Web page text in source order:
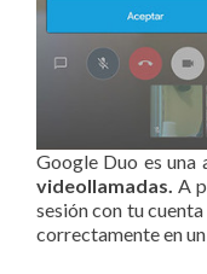
Google Duo es una
videollamadas. A
sesión con tu
correctamente en